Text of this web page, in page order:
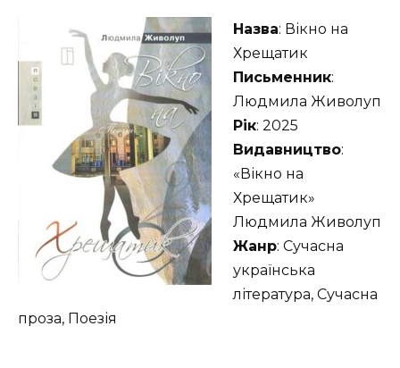
Назва: Вікно на
Хрещатик
Письменник:
Людмила Живолуп
Рік: 2025
Видавництво:
«Вікно на
Хрещатик»
Людмила Живолуп
Жанр: Сучасна
українська
література, Сучасна
проза, Поезія